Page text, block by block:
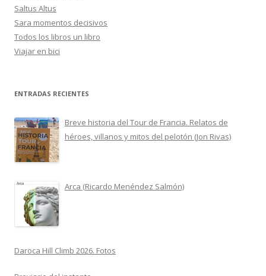
Saltus Altus
Sara momentos decisivos
Todos los libros un libro
Viajar en bici
ENTRADAS RECIENTES
Breve historia del Tour de Francia. Relatos de
héroes, villanos y mitos del pelotón (Jon Rivas)
Arca (Ricardo Menéndez Salmón)
Daroca Hill Climb 2026. Fotos